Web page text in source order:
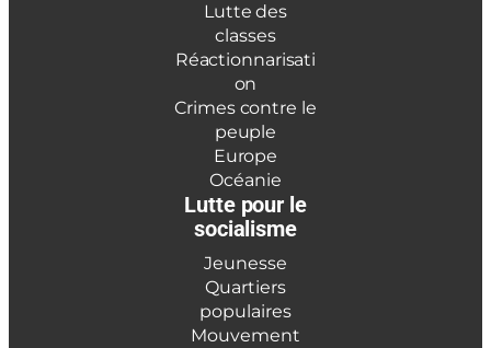
Lutte des
classes
Réactionnarisati
on
Crimes contre le
peuple
Europe
Océanie
Lutte pour le
socialisme
Jeunesse
Quartiers
populaires
Mouvement